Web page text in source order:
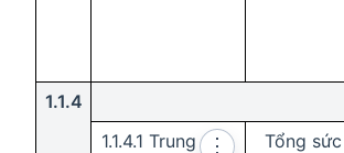
1.1.4
1.1.4.1 Trung
⋮
Tổng sức